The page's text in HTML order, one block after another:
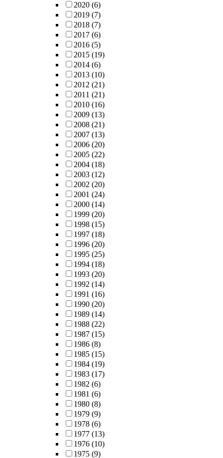
2020 (6)
2019 (7)
2018 (7)
2017 (6)
2016 (5)
2015 (19)
2014 (6)
2013 (10)
2012 (21)
2011 (21)
2010 (16)
2009 (13)
2008 (21)
2007 (13)
2006 (20)
2005 (22)
2004 (18)
2003 (12)
2002 (20)
2001 (24)
2000 (14)
1999 (20)
1998 (15)
1997 (18)
1996 (20)
1995 (25)
1994 (18)
1993 (20)
1992 (14)
1991 (16)
1990 (20)
1989 (14)
1988 (22)
1987 (15)
1986 (8)
1985 (15)
1984 (19)
1983 (17)
1982 (6)
1981 (6)
1980 (8)
1979 (9)
1978 (6)
1977 (13)
1976 (10)
1975 (9)